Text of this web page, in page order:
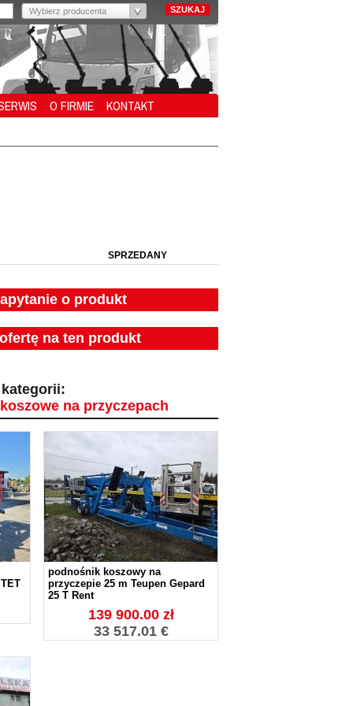
Wybierz producenta
O FIRMIE KONTAKT
SPRZEDANY
o produkt
na ten produkt
kategorii:
na przyczepach
podnośnik koszowy na
przyczepie 25 m Teupen Gepard
25 T Rent
139 900.00 zł
33 517.01 €